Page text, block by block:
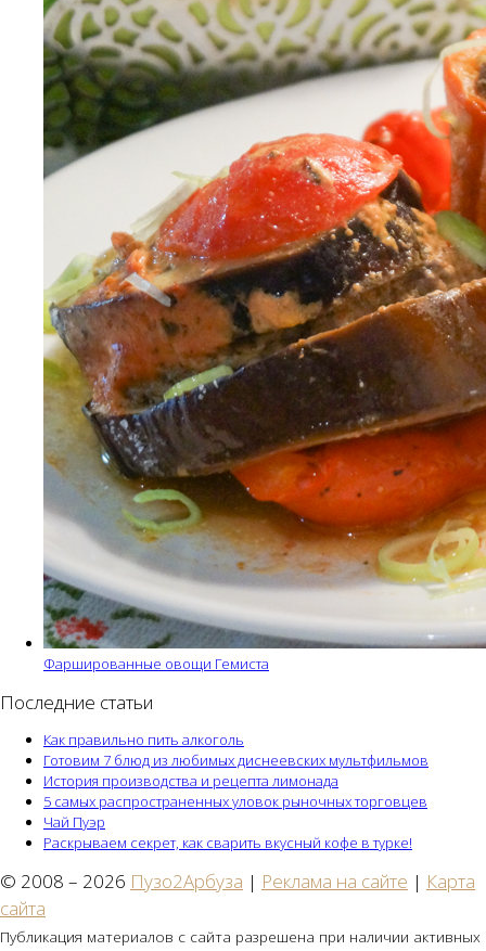
Фаршированные овощи Гемиста
Последние статьи
Как правильно пить алкоголь
Готовим 7 блюд из любимых диснеевских мультфильмов
История производства и рецепта лимонада
5 самых распространенных уловок рыночных торговцев
Чай Пуэр
Раскрываем секрет, как сварить вкусный кофе в турке!
© 2008 – 2026 Пузо2Арбуза | Реклама на сайте | Карта
сайта
Публикация материалов с сайта разрешена при наличии активных